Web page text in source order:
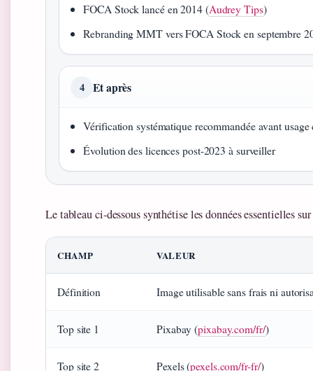
FOCA Stock lancé en 2014 (Audrey Tips)
Rebranding MMT vers FOCA Stock en septembre
4 Et après
Vérification systématique recommandée avant
Évolution des licences post-2023 à surveiller
Le tableau ci-dessous synthétise les données essentielles
CHAMP VALEUR
Définition Image utilisable sans frais ni
Top site 1 Pixabay (pixabay.com/fr/)
Top site 2 Pexels (pexels.com/fr-fr/)